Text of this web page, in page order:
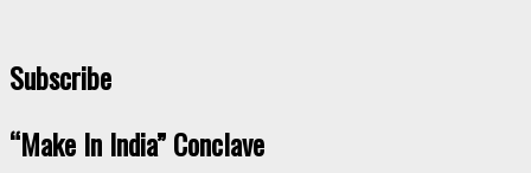
Subscribe
“Make In India” Conclave